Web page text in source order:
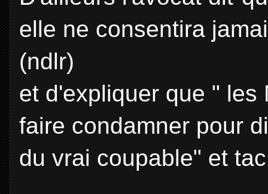
elle ne consentira
(ndlr)
et d'expliquer que " les
faire condamner pour
du vrai coupable" et